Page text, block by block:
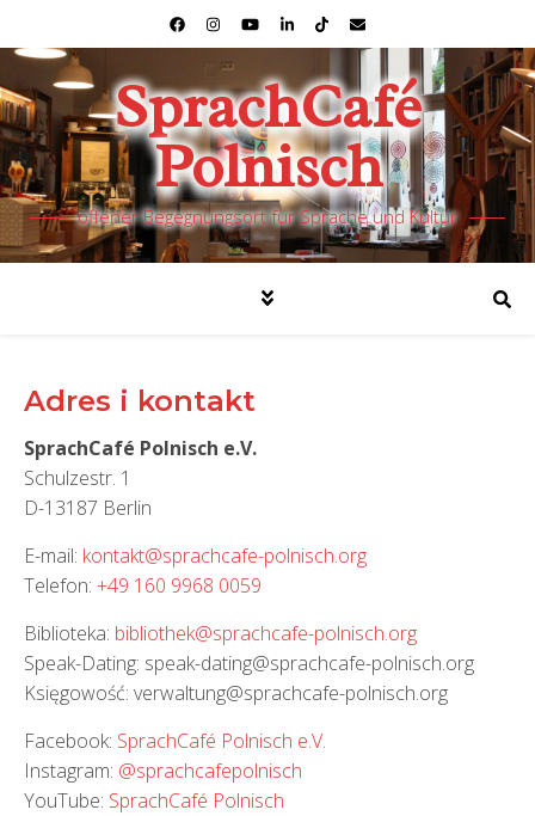
SprachCafé
Polnisch
offener Begegnungsort für Sprache und Kultur
Adres i kontakt
SprachCafé Polnisch e.V.
Schulzestr. 1
D-13187 Berlin
E-mail: kontakt@sprachcafe-polnisch.org
Telefon: +49 160 9968 0059
Biblioteka: bibliothek@sprachcafe-polnisch.org
Speak-Dating: speak-dating@sprachcafe-polnisch.org
Księgowość: verwaltung@sprachcafe-polnisch.org
Facebook: SprachCafé Polnisch e.V.
Instagram: @sprachcafepolnisch
YouTube: SprachCafé Polnisch